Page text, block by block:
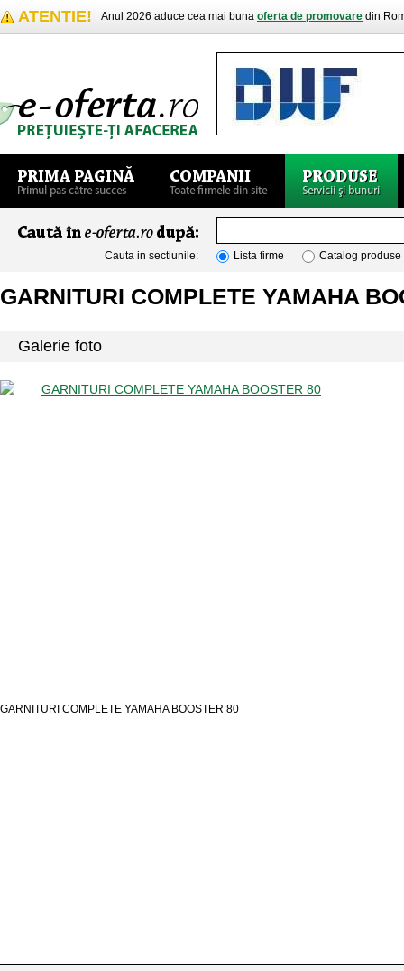
ATENTIE! Anul 2026 aduce cea mai buna oferta de promovare din
Cauta in sectiunile: Lista firme Catalog produse
GARNITURI COMPLETE YAMAHA
Galerie foto
GARNITURI COMPLETE YAMAHA BOOSTER 80